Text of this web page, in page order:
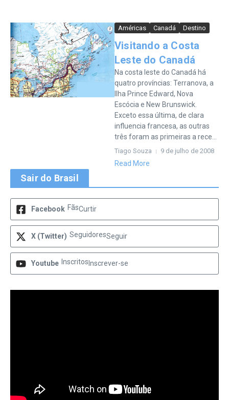
Américas Canadá Destino
Visitando a Costa
Leste do Canadá
Na costa leste do Canadá há
quatro províncias: Terranova, a
Ilha Prince Edward, Nova
Escócia e New Brunswick.
Exceto essa última, de clara
influencia francesa, as outras
três foram as primeiras a rece...
Tiago Souza 9 de julho de 2008
Read More
Sair do Brasil
Facebook FãsCurtir
X (Twitter) SeguidoresSeguir
Youtube Inscritos Inscrever-se